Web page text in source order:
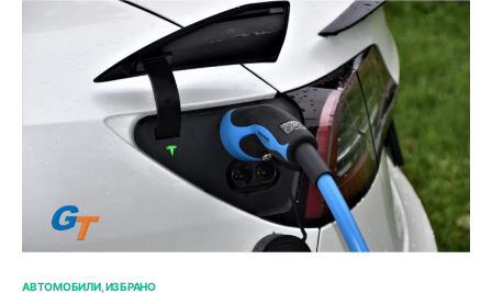
АВТОМОБИЛИ ИЗБРАНО